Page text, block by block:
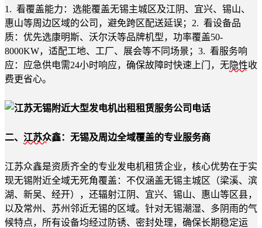
1. 看覆盖能力：选能覆盖无锡主城区及江阴、宜兴、锡山、
惠山等周边区域的公司，避免跨区配送延误；2. 看设备品
质：优先选康明斯、沃尔沃等品牌机型，功率覆盖50-
8000KW，适配工地、工厂、展会等不同场景；3. 看服务响
应：应急供电需24小时响应，确保故障时快速上门，无隐性收
费更省心。
二、 江苏众鑫：无锡及周边全域覆盖的专业服务商
江苏众鑫是资质齐全的专业发电机租赁企业，核心优势在于实
现无锡附近全域无死角覆盖：不仅涵盖无锡主城区（梁溪、滨
湖、新吴、经开），还辐射江阴、宜兴、锡山、惠山等区县，
以及常州、苏州邻近无锡的区域。针对无锡潮湿、多阴雨的气
候特点，所有设备均经过防锈、密封处理，确保长期稳定运